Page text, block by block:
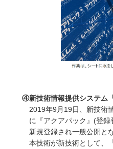
④新技術情報提供システム
2019年9月19日、新技術
に『アクアパック』(登
新規登録され一般公開と
本技術が新技術として、